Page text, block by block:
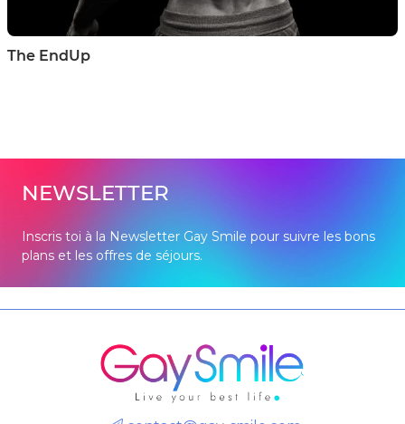
The EndUp
NEWSLETTER
Inscris toi à la Newsletter Gay Smile pour suivre les bons
plans et les offres de séjours.